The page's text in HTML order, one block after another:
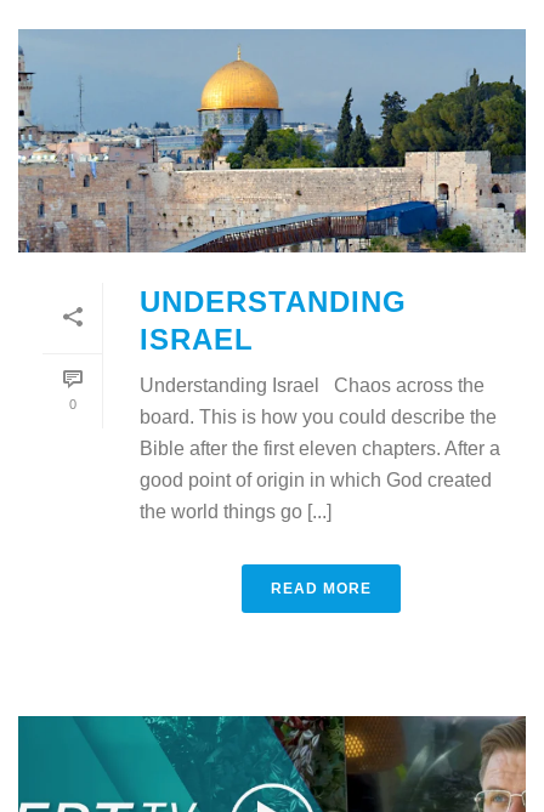
0
UNDERSTANDING
ISRAEL
Understanding Israel Chaos across the
board. This is how you could describe the
Bible after the first eleven chapters. After a
good point of origin in which God created
the world things go [...]
READ MORE